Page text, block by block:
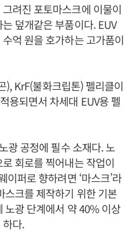
려진 포토마스크에 이물이
덮개같은 부품이다. EUV
억 원을 호가하는 고가품이
), KrF(불화크립톤) 펠리클이
용되면서 차세대 EUV용 펠
광 공정에 필수 소재다. 노
회로를 찍어내는 작업이
퍼로 향하려면 ‘마스크’라
스크를 제작하기 위한 기본
노광 단계에서 약 40% 이상
다.